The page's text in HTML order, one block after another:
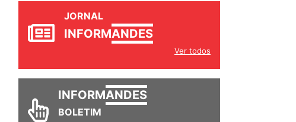
JORNAL
INFORMANDES
Ver todos
INFORMANDES
BOLETIM